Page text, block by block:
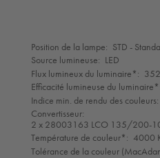
Sélection
de
mode
Position de la lampe: STD -
Source lumineuse: LED
Flux lumineux du luminaire*:
Efficacité lumineuse du
Indice min. de rendu des couleurs:
Convertisseur:
2 x 28003163 LCO 135/200-
Température de couleur*: 4000
Tolérance de la couleur